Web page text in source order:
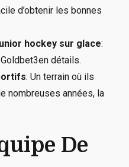
d’obtenir les bonnes
hockey sur glace:
détails.
: Un terrain où ils
nombreuses années, la
De